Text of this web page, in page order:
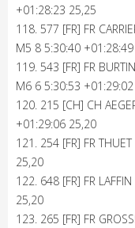
+01:28:23 25,25
118. 577 [FR] FR
M5 8 5:30:40
119. 543 [FR] FR
M6 6 5:30:53 +01:29:02
120. 215 [CH] CH
+01:29:06 25,20
121. 254 [FR] FR
25,20
122. 648 [FR] FR
25,20
123. 265 [FR] FR